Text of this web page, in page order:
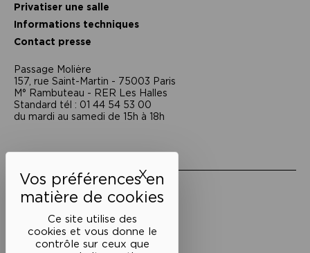
Ce site utilise des
cookies et vous donne le
contrôle sur ceux que
XMasquer le bandeau des
Privatiser une salle
Informations techniques
Contact presse
Passage Moliėre
157, rue Saint-Martin - 75003 Paris
M° Rambuteau - RER Les Halles
Standard tél : 01 44 54 53 00
du mardi au samedi de 15h à 18h
Mentions légales
Politique de confidentialité
Conditions générales de vente
Cookies